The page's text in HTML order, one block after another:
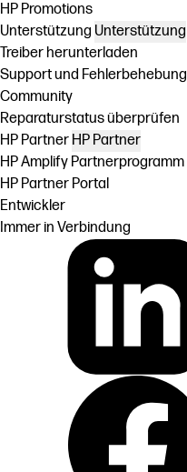
HP Promotions
Unterstützung Unterstützung
Treiber herunterladen
Support und Fehlerbehebung
Community
Reparaturstatus überprüfen
HP Partner HP Partner
HP Amplify Partnerprogramm
HP Partner Portal
Entwickler
Immer in Verbindung